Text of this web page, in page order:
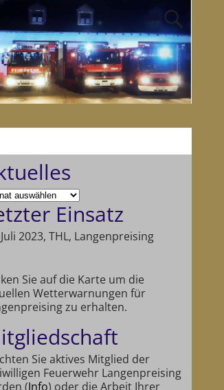
Einsatz
2023, THL, Langenpreising
Sie auf die Karte um die
Wetterwarnungen für
zu erhalten.
Sie aktives Mitglied der
Feuerwehr Langenpreising
(Info) oder die Arbeit Ihrer